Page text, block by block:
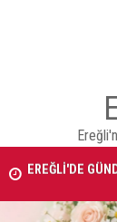
EREĞLİ'DE
Takla atan